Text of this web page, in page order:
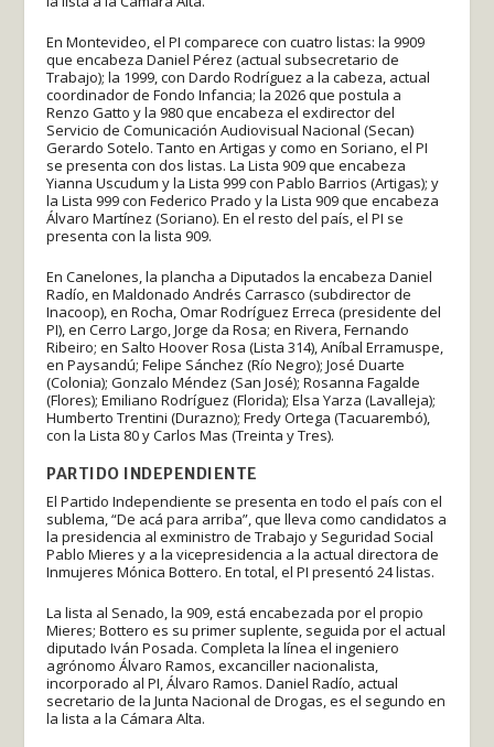
En Montevideo, el PI comparece con cuatro listas: la 9909
que encabeza Daniel Pérez (actual subsecretario de
Trabajo); la 1999, con Dardo Rodríguez a la cabeza, actual
coordinador de Fondo Infancia; la 2026 que postula a
Renzo Gatto y la 980 que encabeza el exdirector del
Servicio de Comunicación Audiovisual Nacional (Secan)
Gerardo Sotelo. Tanto en Artigas y como en Soriano, el PI
se presenta con dos listas. La Lista 909 que encabeza
Yianna Uscudum y la Lista 999 con Pablo Barrios (Artigas); y
la Lista 999 con Federico Prado y la Lista 909 que encabeza
Álvaro Martínez (Soriano). En el resto del país, el PI se
presenta con la lista 909.
En Canelones, la plancha a Diputados la encabeza Daniel
Radío, en Maldonado Andrés Carrasco (subdirector de
Inacoop), en Rocha, Omar Rodríguez Erreca (presidente del
PI), en Cerro Largo, Jorge da Rosa; en Rivera, Fernando
Ribeiro; en Salto Hoover Rosa (Lista 314), Aníbal Erramuspe,
en Paysandú; Felipe Sánchez (Río Negro); José Duarte
(Colonia); Gonzalo Méndez (San José); Rosanna Fagalde
(Flores); Emiliano Rodríguez (Florida); Elsa Yarza (Lavalleja);
Humberto Trentini (Durazno); Fredy Ortega (Tacuarembó),
con la Lista 80 y Carlos Mas (Treinta y Tres).
PARTIDO INDEPENDIENTE
El Partido Independiente se presenta en todo el país con el
sublema, “De acá para arriba”, que lleva como candidatos a
la presidencia al exministro de Trabajo y Seguridad Social
Pablo Mieres y a la vicepresidencia a la actual directora de
Inmujeres Mónica Bottero. En total, el PI presentó 24 listas.
La lista al Senado, la 909, está encabezada por el propio
Mieres; Bottero es su primer suplente, seguida por el actual
diputado Iván Posada. Completa la línea el ingeniero
agrónomo Álvaro Ramos, excanciller nacionalista,
incorporado al PI, Álvaro Ramos. Daniel Radío, actual
secretario de la Junta Nacional de Drogas, es el segundo en
la lista a la Cámara Alta.